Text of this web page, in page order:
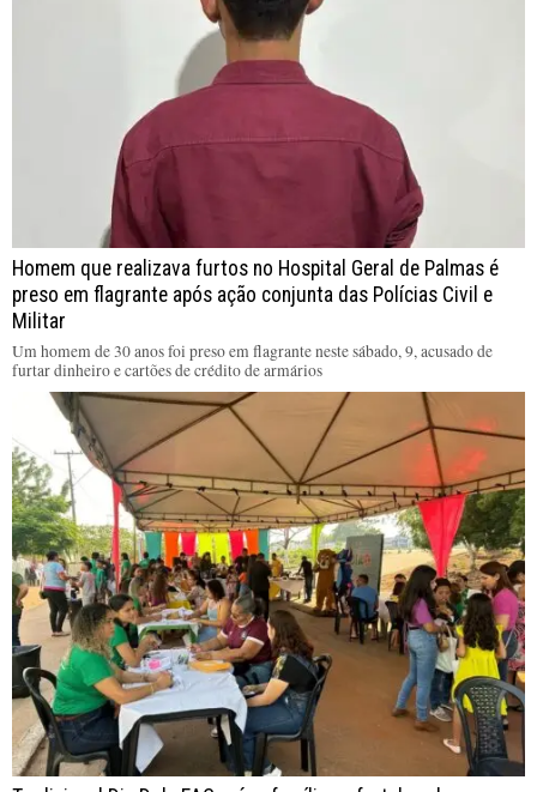
Homem que realizava furtos no Hospital Geral de Palmas é
preso em flagrante após ação conjunta das Polícias Civil e
Militar
Um homem de 30 anos foi preso em flagrante neste sábado, 9, acusado de
furtar dinheiro e cartões de crédito de armários